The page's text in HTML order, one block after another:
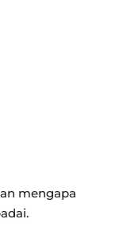
mengapa